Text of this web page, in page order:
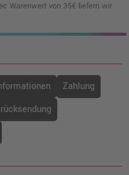
Warenwert von 35€ liefern wir
Zahlung